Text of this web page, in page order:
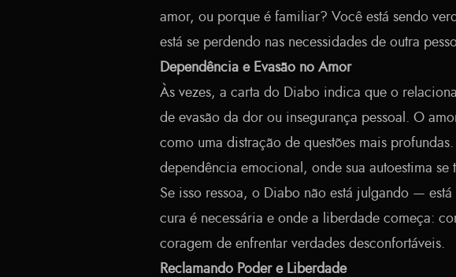
amor, ou porque é familiar? Você está sendo
está se perdendo nas necessidades de outra
Dependência e Evasão no Amor
Às vezes, a carta do Diabo indica que o
de evasão da dor ou insegurança pessoal. O
como uma distração de questões mais
dependência emocional, onde sua autoestima se
Se isso ressoa, o Diabo não está julgando —
cura é necessária e onde a liberdade começa:
coragem de enfrentar verdades desconfortáveis.
Reclamando Poder e Liberdade